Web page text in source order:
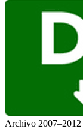
Archivo 2007–2012